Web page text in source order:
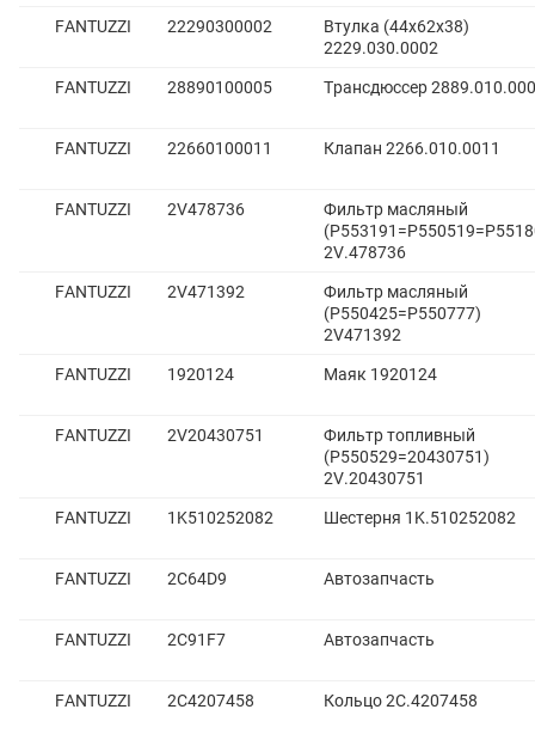
FANTUZZI
22290300002
Втулка (44х62х38)
2229.030.0002
FANTUZZI
28890100005 Трансдюссер
FANTUZZI 22660100011 Клапан 2266.010.0011
FANTUZZI 2V478736
Фильтр масляный
2V.478736
FANTUZZI
2V471392
Фильтр масляный
(P550425=P550777)
2V471392
FANTUZZI
1920124 Маяк 1920124
FANTUZZI 2V20430751
Фильтр топливный
(P550529=20430751)
2V.20430751
FANTUZZI
1K510252082 Шестерня 1K.510252082
FANTUZZI 2С64D9 Автозапчасть
FANTUZZI 2С91F7 Автозапчасть
FANTUZZI 2C4207458 Кольцо 2С.4207458